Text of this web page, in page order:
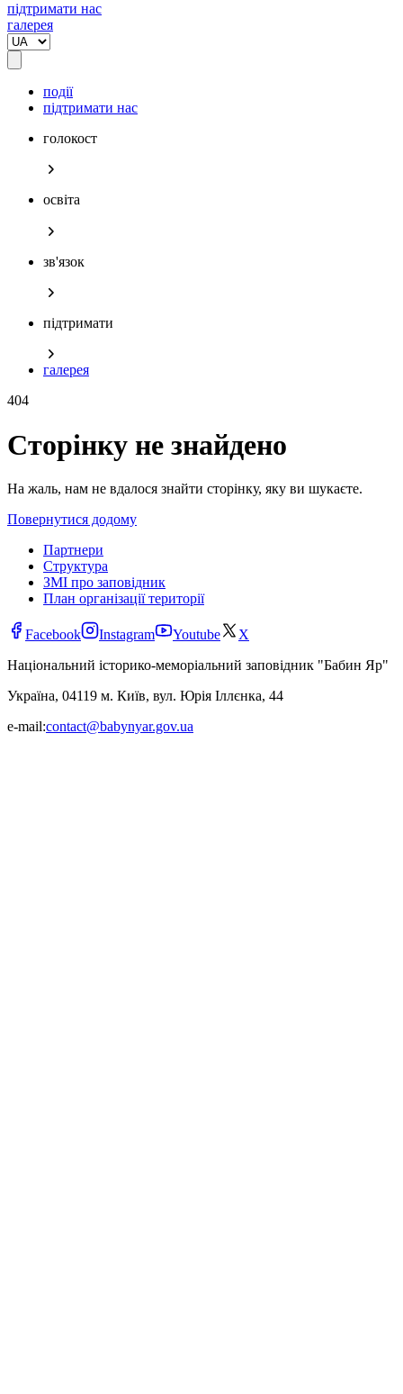
підтримати нас
галерея
події
підтримати нас
голокост
освіта
зв'язок
підтримати
галерея
404
Сторінку не знайдено
На жаль, нам не вдалося знайти сторінку, яку ви шукаєте.
Повернутися додому
Партнери
Структура
ЗМІ про заповідник
План організації території
Facebook Instagram Youtube
X
Національний історико-меморіальний заповідник "Бабин Яр"
Україна, 04119 м. Київ, вул. Юрія Іллєнка, 44
e-mail:contact@babynyar.gov.ua